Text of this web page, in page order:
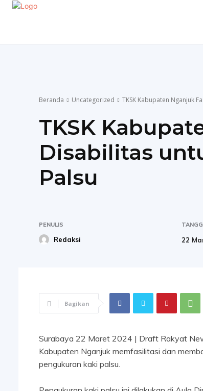
Beranda Uncategorized TKSK Kabupaten Nganjuk
TKSK
Disabilitas
Palsu
PENULIS
Redaksi 22
Bagikan
Surabaya 22 Maret 2024 | Draft Rakyat
Kabupaten Nganjuk memfasilitasi dan
pengukuran kaki palsu.